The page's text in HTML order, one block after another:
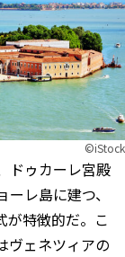
©iStock
ドゥカーレ宮殿
レ島に建つ、
が特徴的だ。こ
ヴェネツィアの